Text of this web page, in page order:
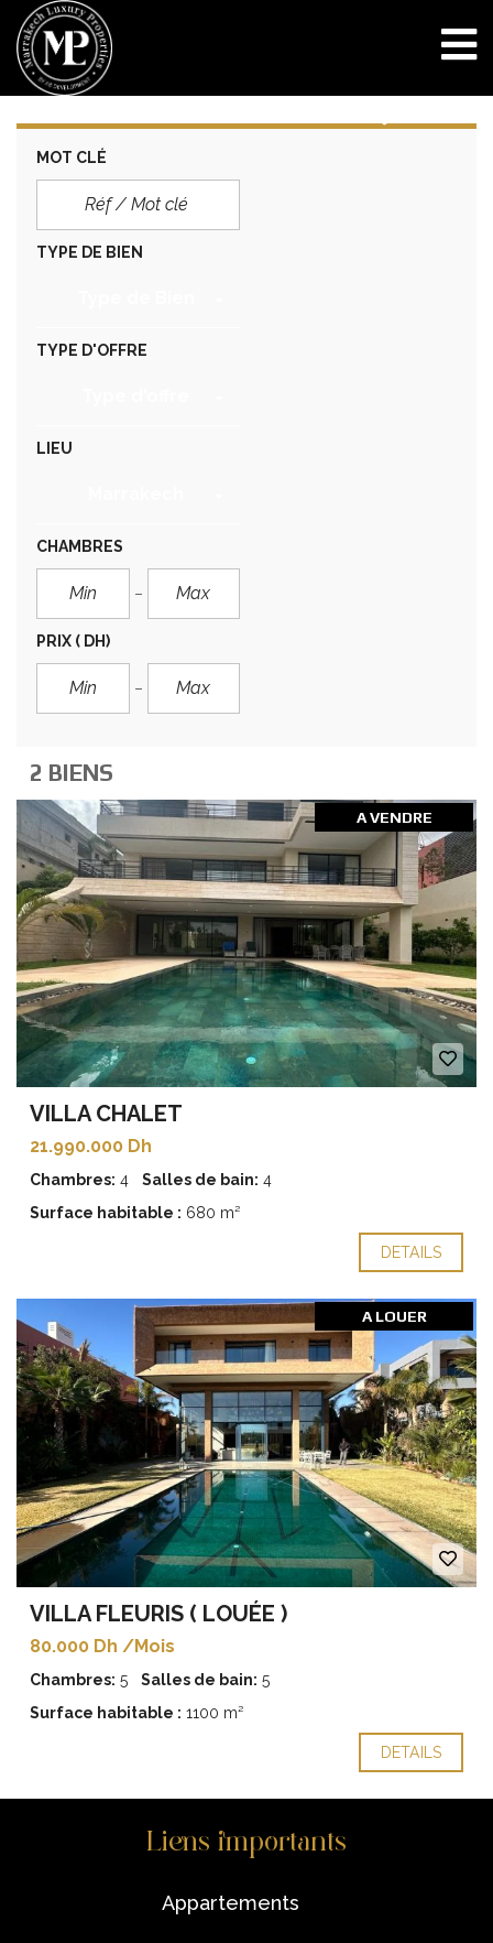
MOT CLÉ
TYPE DE BIEN
TYPE D'OFFRE
LIEU
CHAMBRES
PRIX ( DH)
2 BIENS
A VENDRE
VILLA CHALET
21.990.000 Dh
Chambres: 4 Salles de bain: 4
Surface habitable : 680 m²
DETAILS
A LOUER
VILLA FLEURIS ( LOUÉE )
80.000 Dh /Mois
Chambres: 5 Salles de bain: 5
Surface habitable : 1100 m²
DETAILS
Liens importants
appartements